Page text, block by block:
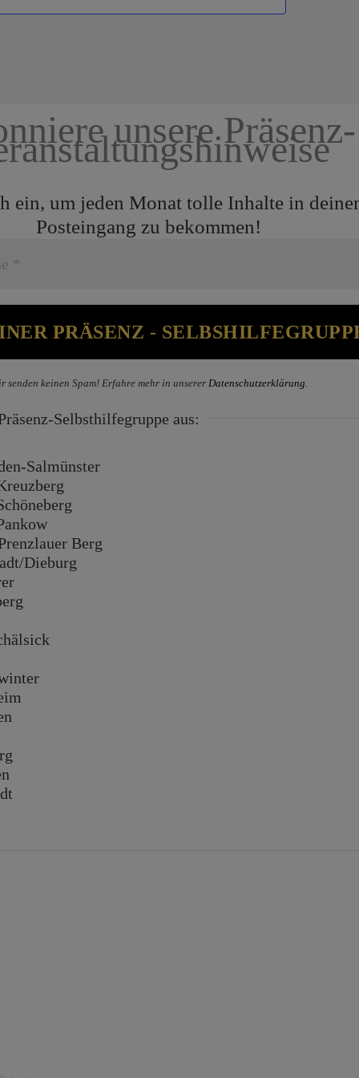
unsere Präsenz-
ein, um jeden Monat tolle Inhalte in
Posteingang zu bekommen!
senden keinen Spam! Erfahre mehr in unserer Datenschutzerklärung
Selbsthilfegruppe aus:
Salmünster
Berg
Dieburg